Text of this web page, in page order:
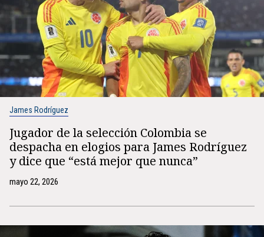
James Rodríguez
Jugador de la selección Colombia se
despacha en elogios para James Rodríguez
y dice que “está mejor que nunca”
mayo 22, 2026